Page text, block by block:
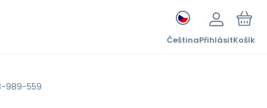
ČeštinaPřihlásitKošík
989-559